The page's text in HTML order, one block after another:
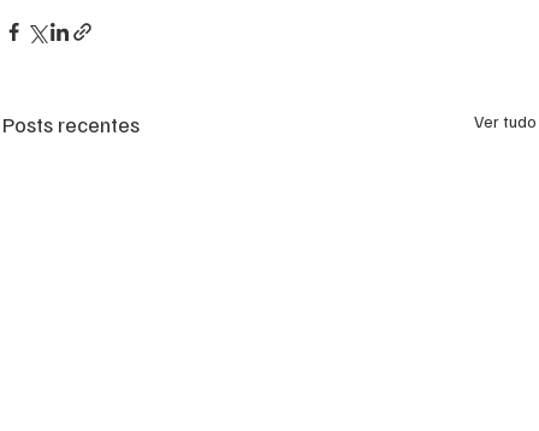
Posts recentes Ver tudo